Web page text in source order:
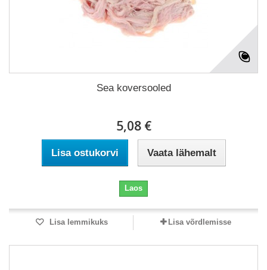
Sea koversooled
5,08 €
Lisa ostukorvi Vaata lähemalt
Laos
Lisa lemmikuks Lisa võrdlemisse